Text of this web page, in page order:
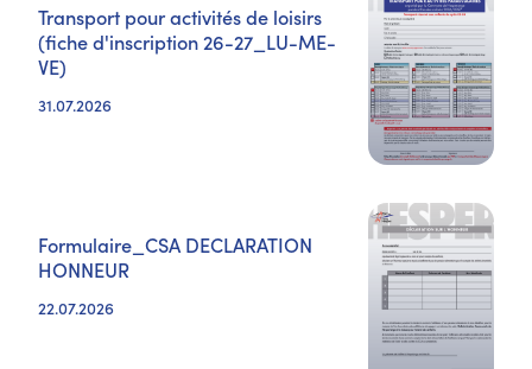
Transport pour activités de loisirs
(fiche d'inscription 26-27_LU-ME-
VE)
31.07.2026
Formulaire_CSA DECLARATION
HONNEUR
22.07.2026